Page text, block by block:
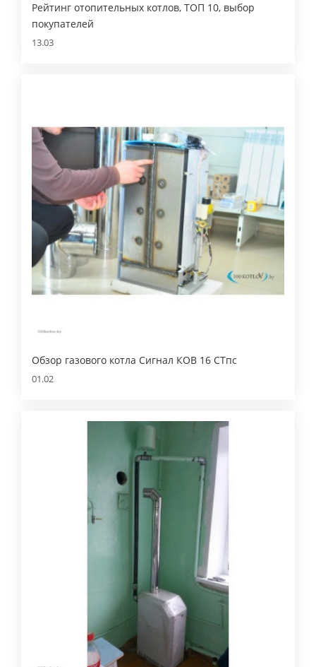
Рейтинг отопительных котлов, ТОП 10, выбор
покупателей
13.03
Обзор газового котла Сигнал КОВ 16 СТпс
01.02